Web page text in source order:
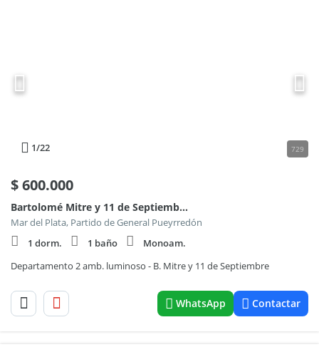
1/22 729
$600.000
Bartolomé Mitre y 11 de Septiembre
Mar del Plata, Partido de General Pueyrredón
1 dorm.
1 baño
Monoam.
Departamento 2 amb. luminoso - B. Mitre y 11 de Septiembre
WhatsApp Contactar